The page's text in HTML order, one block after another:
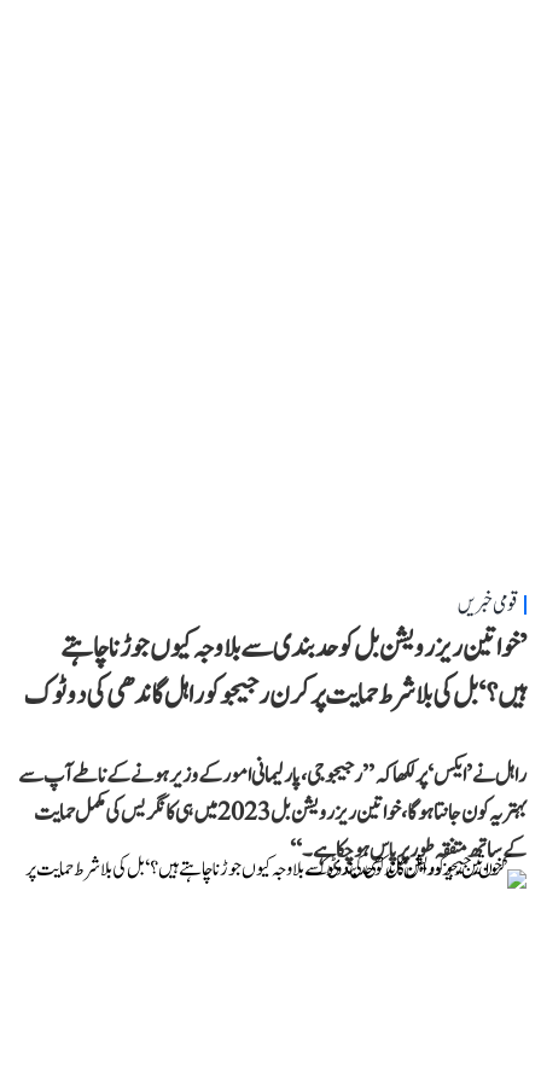
قومی خبریں
’خواتین ریزرویشن بل کو حدبندی سے بلا وجہ کیوں جوڑنا چاہتے
ہیں؟‘ بل کی بلا شرط حمایت پر کرن رجیجو کو راہل گاندھی کی دوٹوک
راہل نے ’ایکس‘ پر لکھا کہ ’’رجیجو جی، پارلیمانی امور کے وزیر ہونے کے ناطے آپ سے
بہتر یہ کون جانتا ہوگا، خواتین ریزرویشن بل 2023 میں ہی کانگریس کی مکمل حمایت
کے ساتھ متفقہ طور پر پاس ہو چکا ہے۔‘‘